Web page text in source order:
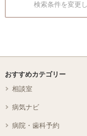
検索条件を変更
おすすめカテゴリー
相談室
病気ナビ
病院・歯科予約